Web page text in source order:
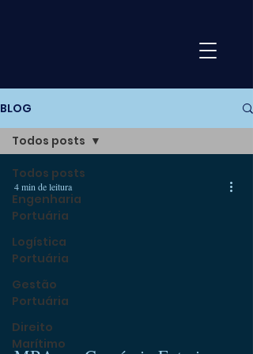
BLOG
Todos posts
Engenharia
Portuária
Logística
Portuária
Gestão
Portuária
Direito
Marítimo
Todos posts
4 min de leitura